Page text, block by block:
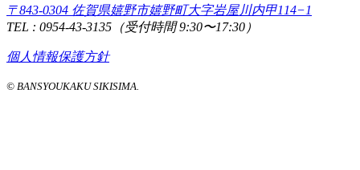
〒843-0304 佐賀県嬉野市嬉野町大字岩屋川内甲114−1
TEL : 0954-43-3135（受付時間 9:30〜17:30）
個人情報保護方針
© BANSYOUKAKU SIKISIMA.